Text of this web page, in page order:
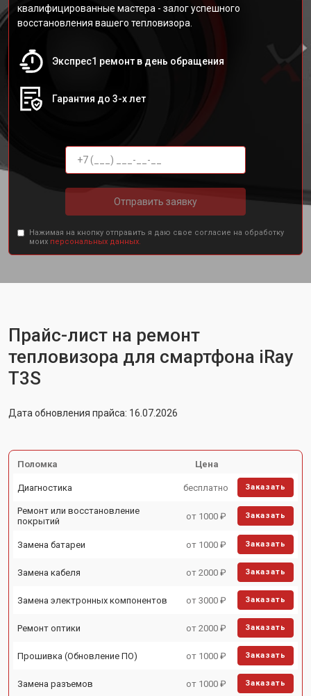
квалифицированные мастера - залог успешного
восстановления вашего тепловизора.
Экспрес1 ремонт в день обращения
Гарантия до 3-х лет
Отправить заявку
Нажимая на кнопку отправить я даю свое согласие на обработку
моих персональных данных.
Прайс-лист на ремонт
тепловизора для смартфона iRay
T3S
Дата обновления прайса: 16.07.2026
Поломка Цена
Диагностика бесплатно Заказать
Ремонт или восстановление
покрытий
от 1000 ₽ Заказать
Замена батареи от 1000 ₽ Заказать
Замена кабеля от 2000 ₽ Заказать
Замена электронных компонентов от 3000 ₽ Заказать
Ремонт оптики от 2000 ₽ Заказать
Прошивка (Обновление ПО) от 1000 ₽ Заказать
Замена разъемов от 1000 ₽ Заказать